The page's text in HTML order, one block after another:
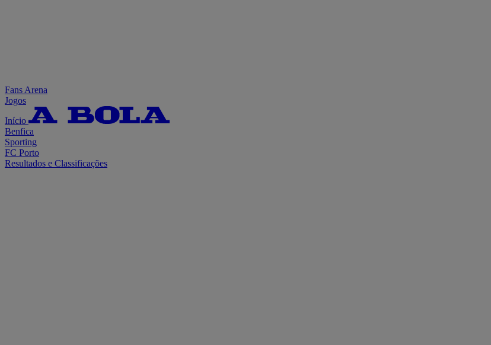
Fans Arena
Jogos
Início
Benfica
Sporting
FC Porto
Resultados e Classificações